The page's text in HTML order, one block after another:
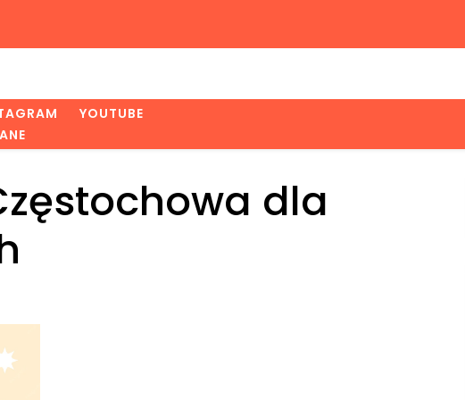
YOUTUBE
dla